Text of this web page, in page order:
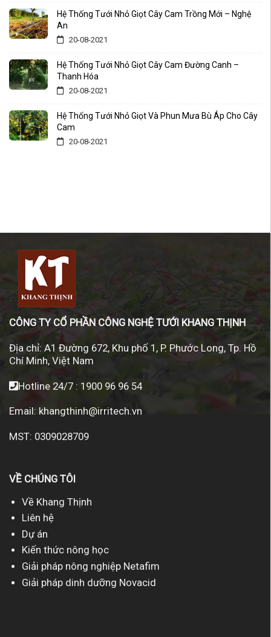
Hệ Thống Tưới Nhỏ Giọt Cây Cam Trồng Mới – Nghệ
An
20-08-2021
Hệ Thống Tưới Nhỏ Giọt Cây Cam Đường Canh –
Thanh Hóa
20-08-2021
Hệ Thống Tưới Nhỏ Giọt Và Phun Mưa Bù Áp Cho Cây
Cam
20-08-2021
CÔNG TY CỔ PHẦN CÔNG NGHỆ TƯỚI KHANG THỊNH
Địa chỉ: A1 Đường 672, Khu phố 1, P. Phước Long, Tp. Hồ
Chí Minh, Việt Nam
Hotline 24/7 : 1900 96 96 54
Email: khangthinh@irritech.vn
MST: 0309028709
VỀ CHÚNG TÔI
Về Khang Thịnh
Liên hệ
Dự án
Kiến thức nông học
Giải pháp nông nghiệp Netafim
Giải pháp dinh dưỡng Novacid